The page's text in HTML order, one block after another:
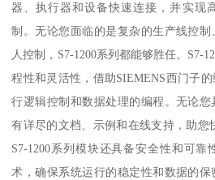
器、执行器和设备快速连接，并实现
制。无论您面临的是复杂的生产线控
人控制，S7-1200系列都能够胜任。S7-
程性和灵活性，借助SIEMENS西门子
行逻辑控制和数据处理的编程。无论
有详尽的文档、示例和在线支持，助您
S7-1200系列模块还具备安全性和可
术，确保系统运行的稳定性和数据的